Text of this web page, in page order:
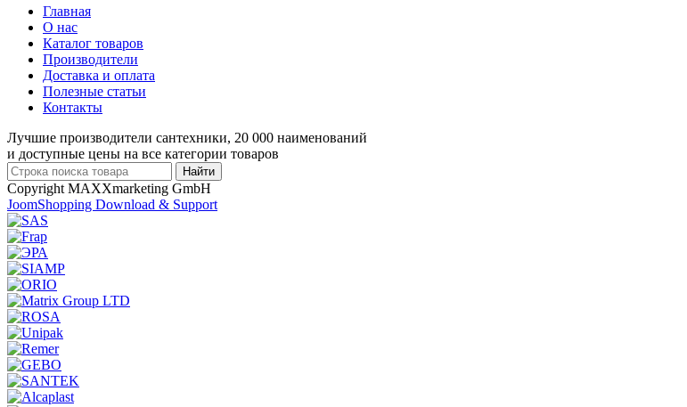
Главная
О нас
Каталог товаров
Производители
Доставка и оплата
Полезные статьи
Контакты
Лучшие производители сантехники, 20 000 наименований
и доступные цены на все категории товаров
Copyright MAXXmarketing GmbH
JoomShopping Download & Support